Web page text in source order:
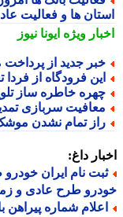
ها و فعالیت عادی
ویژهایونا نیوز
جدید از پرداخت
فرودگاه از فردا
خاطره ساز تلویزیون بعد از
سربازی تمدید شد/
تمام نشدن موشک
داغ:
نام ایران خودرو
طرح عادی و
شماره پیراهن